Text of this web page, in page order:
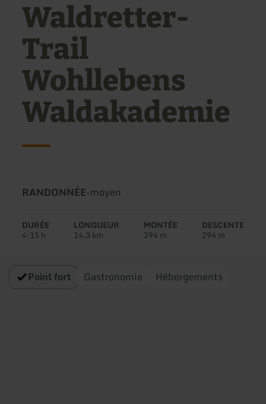
Waldretter-
Trail
Wohllebens
Waldakademie
Type
circuit:
RANDONNÉE-Difficulté:
moyen
DURÉE
4:15 h
LONGUEUR
14,3 km
MONTÉE
294 m
DESCENTE
294 m
Point fort Gastronomie Hébergements